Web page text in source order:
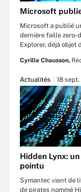
Microsoft
Microsoft a publié
dernière faille zero-
Explorer, déjà objet
Cyrille Chausson,
Actualités 18 sept.
Hidden Lynx:
pointu
Symantec vient de
de pirates nommé